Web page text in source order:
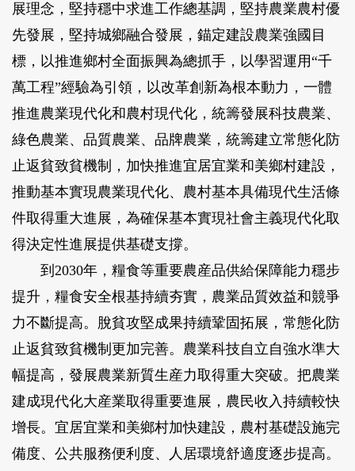
展理念，堅持穩中求進工作總基調，堅持農業農村優
先發展，堅持城鄉融合發展，錨定建設農業強國目
標，以推進鄉村全面振興為總抓手，以學習運用“千
萬工程”經驗為引領，以改革創新為根本動力，一體
推進農業現代化和農村現代化，統籌發展科技農業、
綠色農業、品質農業、品牌農業，統籌建立常態化防
止返貧致貧機制，加快推進宜居宜業和美鄉村建設，
推動基本實現農業現代化、農村基本具備現代生活條
件取得重大進展，為確保基本實現社會主義現代化取
得決定性進展提供基礎支撐。
到2030年，糧食等重要農産品供給保障能力穩步
提升，糧食安全根基持續夯實，農業品質效益和競爭
力不斷提高。脫貧攻堅成果持續鞏固拓展，常態化防
止返貧致貧機制更加完善。農業科技自立自強水準大
幅提高，發展農業新質生産力取得重大突破。把農業
建成現代化大産業取得重要進展，農民收入持續較快
增長。宜居宜業和美鄉村加快建設，農村基礎設施完
備度、公共服務便利度、人居環境舒適度逐步提高。